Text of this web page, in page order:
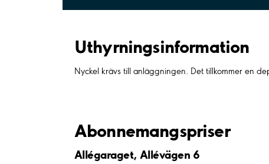
Uthyrnings­information
Nyckel krävs till anläggningen. Det tillkommer en
Abonnemangspriser
Allégaraget, Allévägen 6